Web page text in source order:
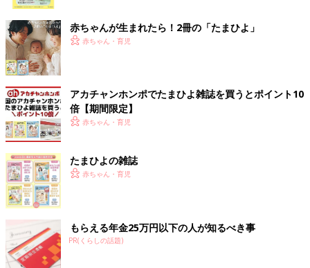
「長女はよく寝るし、あまり困ったことがない子でした。でも美
月は眠りが浅くてたて抱きしないと寝つかないし、ミルクが飲め
ずに母乳のみ。吸う力も弱く、私以外が抱っこするとすぐ泣く
し･･･本当に大変でした。私も全然寝られずに育児ノイローゼに
なりそうなほどでした。
そして、背中とおしりに大きな青いあざがあることや、赤ちゃん
なのに寝るといびきをかくことも、何かおかしい･･･と気になっ
ていました。あとで調べると、大きな青いあざがあることやいび
（晴子さん）
治療法がない難病と診断され･･･
赤ちゃんが生まれたら！2冊の「たまひよ」
赤ちゃん・育児
アカチャンホンポでたまひよ雑誌を買うとポイント10
倍【期間限定】
赤ちゃん・育児
たまひよの雑誌
赤ちゃん・育児
もらえる年金25万円以下の人が知るべき事
PR(くらしの話題)